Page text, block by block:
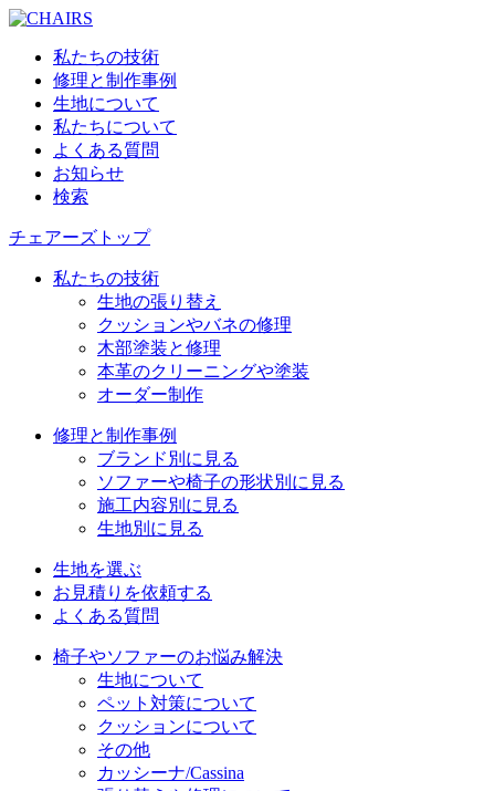
私たちの技術
修理と制作事例
生地について
私たちについて
よくある質問
お知らせ
検索
チェアーズトップ
私たちの技術
生地の張り替え
クッションやバネの修理
木部塗装と修理
本革のクリーニングや塗装
オーダー制作
修理と制作事例
ブランド別に見る
ソファーや椅子の形状別に見る
施工内容別に見る
生地別に見る
生地を選ぶ
お見積りを依頼する
よくある質問
椅子やソファーのお悩み解決
生地について
ペット対策について
クッションについて
その他
カッシーナ/Cassina